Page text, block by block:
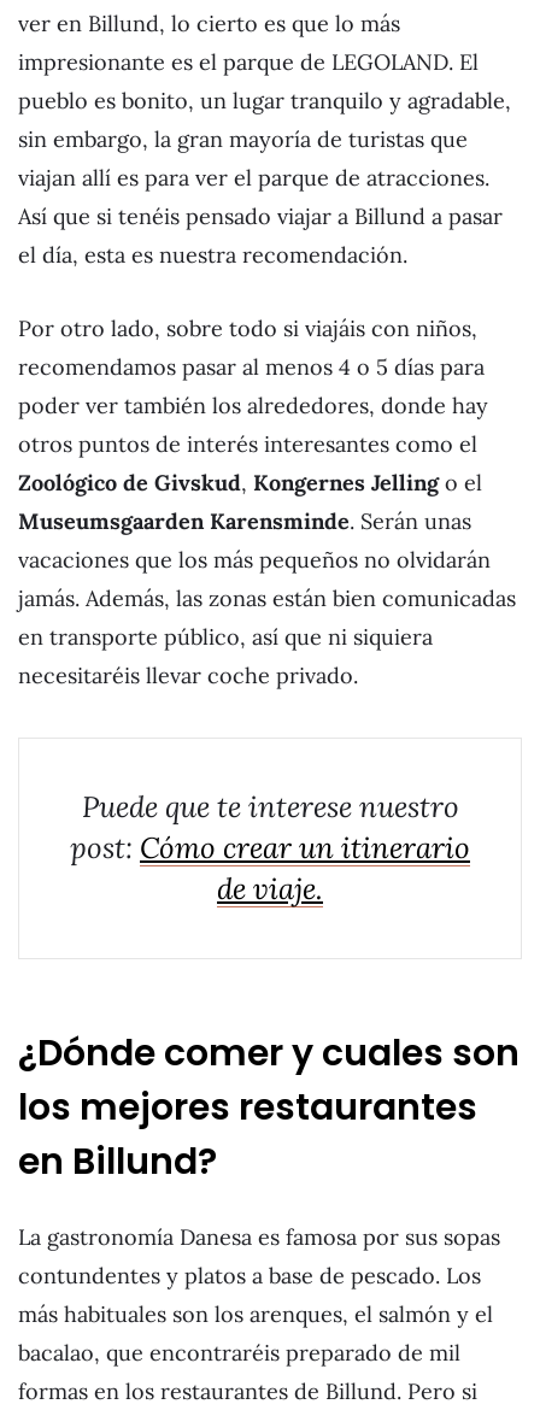
ver en Billund, lo cierto es que lo más
impresionante es el parque de LEGOLAND. El
pueblo es bonito, un lugar tranquilo y agradable,
sin embargo, la gran mayoría de turistas que
viajan allí es para ver el parque de atracciones.
Así que si tenéis pensado viajar a Billund a pasar
el día, esta es nuestra recomendación.
Por otro lado, sobre todo si viajáis con niños,
recomendamos pasar al menos 4 o 5 días para
poder ver también los alrededores, donde hay
otros puntos de interés interesantes como el
Zoológico de Givskud, Kongernes Jellingo el
Museumsgaarden Karensminde. Serán unas
vacaciones que los más pequeños no olvidarán
jamás. Además, las zonas están bien comunicadas
en transporte público, así que ni siquiera
necesitaréis llevar coche privado.
Puede que te interese nuestro
post: Cómo crear un itinerario
de viaje.
¿Dónde comer y cuales son
los mejores restaurantes
en Billund?
La gastronomía Danesa es famosa por sus sopas
contundentes y platos a base de pescado. Los
más habituales son los arenques, el salmón y el
bacalao, que encontraréis preparado de mil
formas en los restaurantes de Billund. Pero si